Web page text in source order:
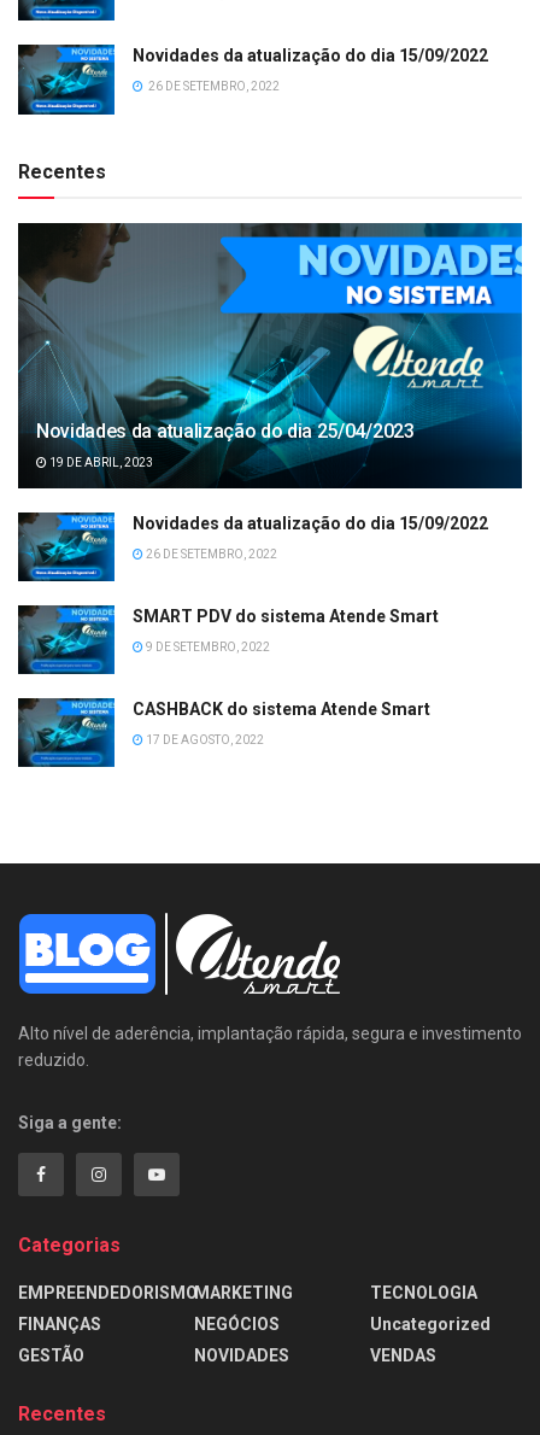
Novidades da atualização do dia 15/09/2022
26 DE SETEMBRO, 2022
Recentes
Novidades da atualização do dia 25/04/2023
19 DE ABRIL, 2023
Novidades da atualização do dia 15/09/2022
26 DE SETEMBRO, 2022
SMART PDV do sistema Atende Smart
9 DE SETEMBRO, 2022
CASHBACK do sistema Atende Smart
17 DE AGOSTO, 2022
Alto nível de aderência, implantação rápida, segura e investimento
reduzido.
Siga a gente:
Categorias
EMPREENDEDORISMO
FINANÇAS
GESTÃO
MARKETING
NEGÓCIOS
NOVIDADES
TECNOLOGIA
Uncategorized
VENDAS
Recentes